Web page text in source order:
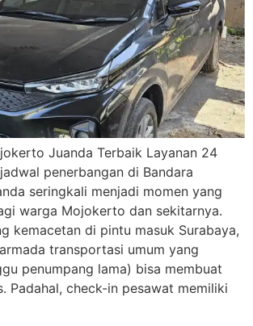
Juanda Terbaik Layanan 24
penerbangan di Bandara
seringkali menjadi momen yang
warga Mojokerto dan sekitarnya.
kemacetan di pintu masuk Surabaya,
transportasi umum yang
penumpang lama) bisa membuat
Padahal, check-in pesawat memiliki